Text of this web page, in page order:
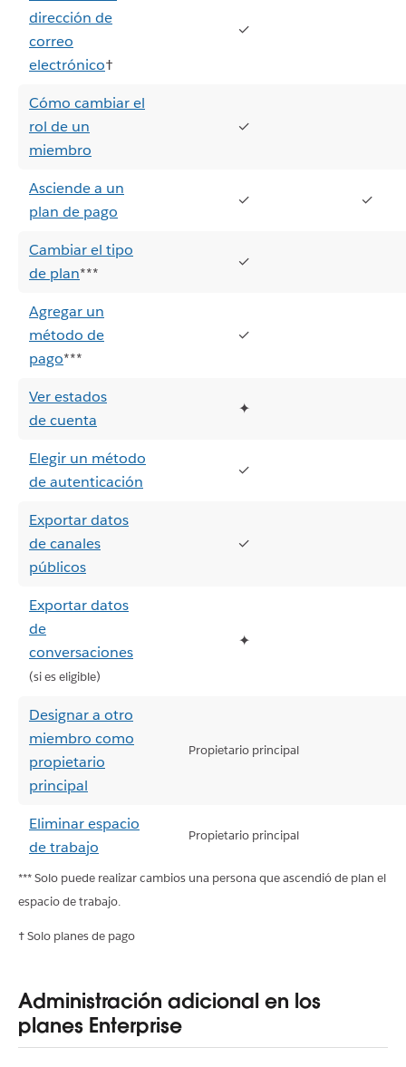
dirección de
correo
electrónico†
✓
Cómo cambiar el
rol de un
miembro
✓
Asciende a un
plan de pago
✓ ✓
Cambiar el tipo
de plan***
✓
Agregar un
método de
pago***
✓
Ver estados
de cuenta
✦
Elegir un método
de autenticación
✓
Exportar datos
de canales
públicos
✓
Exportar datos
de
conversaciones
(si es eligible)
✦
Designar a otro
miembro como
propietario
principal
Propietario principal
Eliminar espacio
de trabajo
Propietario principal
*** Solo puede realizar cambios una persona que ascendió de plan el
espacio de trabajo.
† Solo planes de pago
Administración adicional en los
planes Enterprise